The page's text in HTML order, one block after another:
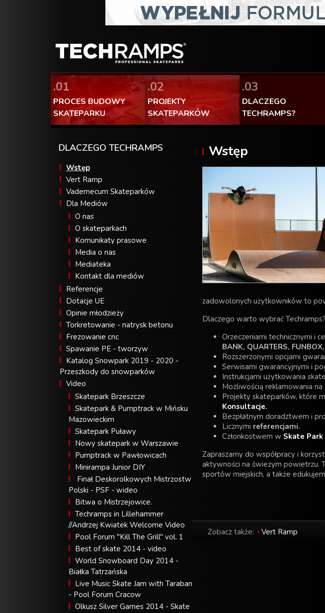
.01
PROCES BUDOWY
SKATEPARKU
.02
PROJEKTY
SKATEPARKÓW
.03
DLACZEGO
TECHRAMPS?
DLACZEGO TECHRAMPS
Wstęp
Vert Ramp
Vademecum Skateparków
Dla Mediów
O nas
O skateparkach
Komunikaty prasowe
Media o nas
Mediateka
Kontakt dla mediów
Referencje
Dotacje UE
Opinie młodzieży
Torkretowanie - natrysk betonu
Frezowanie cnc
Spawanie PE - tworzyw
Katalog Snowpark 2019 - 2020 -
Przeszkody do snowparków
Video
Skatepark Brzeszcze
Skatepark & Pumptrack w Mińsku
Mazowieckim
Skatepark Puławy
Nowy skatepark w Warszawie
Pumptrack w Pawłowicach
Minirampa Junior DIY
Finał Deskorolkowych Mistrzostw
Polski - PSF - wideo
Bitwa o Mistrzejowice.
Techramps in Lillehammer
//Andrzej Kwiatek Welcome Video
Pool Forum "Kill The Grill" vol. 1
Best of skate 2014 - video
World Snowboard Day 2014 -
Białka Tatrzańska
Live Music Skate Jam with Taraban
- Pool Forum Cracow
Olkusz Silver Games 2014 - Skate
Wstęp
zadowolonych użytkowników to
Dlaczego warto wybrać
Orzeczeniami technicznymi i
BANK, QUARTERS,
Rozszerzonymi opcjami
Serwisami gwarancyjnymi i
Instrukcjami użytkowania
Możliwością reklamowania
Projekty skateparków, które
Konsultacje.
Bezpłatnym doradztwem i
Licznymi referencjami.
Członkostwem w Skate
Zapraszamy do współpracy i
aktywności na świeżym powietrzu.
sportów miejskich, a także
Zobacz także: Vert Ramp